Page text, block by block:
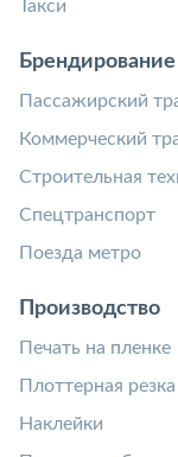
Такси
Брендирование
Пассажирский
Коммерческий
Строительная
Спецтранспорт
Поезда метро
Производство
Печать на пленке
Плоттерная резка
Наклейки